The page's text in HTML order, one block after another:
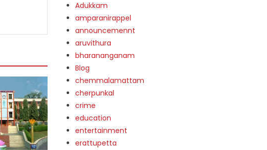
Adukkam
amparanirappel
announcemennt
aruvithura
bharananganam
Blog
chemmalamattam
cherpunkal
crime
education
entertainment
erattupetta